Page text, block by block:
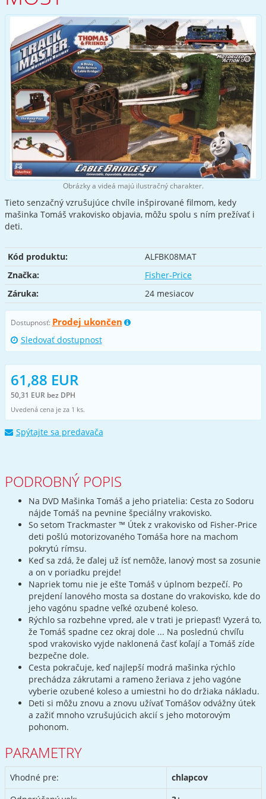
Obrázky a videá majú ilustračný charakter.
Tieto senzačný vzrušujúce chvíle inšpirované filmom, kedy
mašinka Tomáš vrakovisko objavia, môžu spolu s ním prežívať i
deti.
Kód produktu:
ALFBK08MAT
Značka:
Fisher-Price
Záruka:
24 mesiacov
Dostupnosť: Prodej ukončen
Sledovať dostupnost
61,88 EUR
50,31 EUR bez DPH
Uvedená cena je za 1 ks.
Spýtajte sa predavača
PODROBNÝ POPIS
Na DVD Mašinka Tomáš a jeho priatelia: Cesta zo Sodoru
nájde Tomáš na pevnine špeciálny vrakovisko.
So setom Trackmaster ™ Útek z vrakovisko od Fisher-Price
deti pošlú motorizovaného Tomáša hore na machom
pokrytú rímsu.
Keď sa zdá, že ďalej už ísť nemôže, lanový most sa zosunie
a on v poriadku prejde!
Napriek tomu nie je ešte Tomáš v úplnom bezpečí. Po
prejdení lanového mosta sa dostane do vrakovisko, kde do
jeho vagónu spadne veľké ozubené koleso.
Rýchlo sa rozbehne vpred, ale v trati je priepasť! Vyzerá to,
že Tomáš spadne cez okraj dole ... Na poslednú chvíľu
spod vrakovisko vyjde naklonená časť koľají a Tomáš zíde
bezpečne dole.
Cesta pokračuje, keď najlepší modrá mašinka rýchlo
prechádza zákrutami a rameno žeriava z jeho vagóne
vyberie ozubené koleso a umiestni ho do držiaka nákladu.
Deti si môžu znovu a znovu užívať Tomášov odvážny útek
a zažiť mnoho vzrušujúcich akcií s jeho motorovým
pohonom.
PARAMETRY
Vhodné pre:
chlapcov